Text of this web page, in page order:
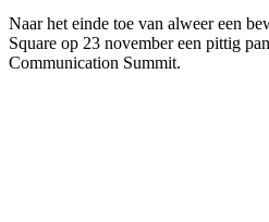
Naar het einde toe van alweer een
Square op 23 november een pittig
Communication Summit.